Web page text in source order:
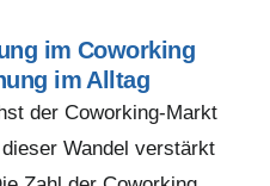
im Coworking
im Alltag
der Coworking-Markt
Wandel verstärkt